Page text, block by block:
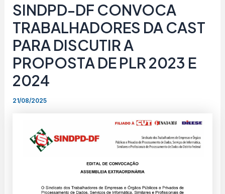
SINDPD-DF CONVOCA
TRABALHADORES DA CAST
PARA DISCUTIR A
PROPOSTA DE PLR 2023 E
2024
21/08/2025